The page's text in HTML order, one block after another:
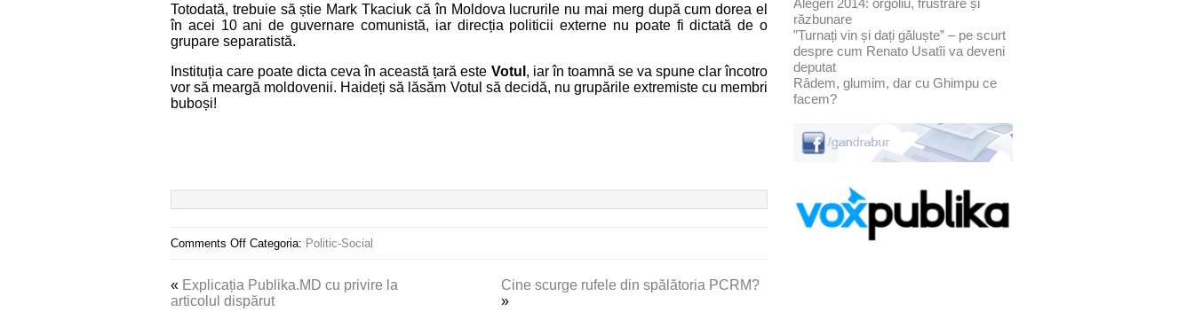
Totodată, trebuie să știe Mark Tkaciuk că în Moldova lucrurile nu mai merg după cum dorea el
în acei 10 ani de guvernare comunistă, iar direcția politicii externe nu poate fi dictată de o
grupare separatistă.
Instituția care poate dicta ceva în această țară este Votul , iar în toamnă se va spune clar încotro
vor să meargă moldovenii. Haideți să lăsăm Votul să decidă, nu grupările extremiste cu membri
buboși!
Comments Off Categoria: Politic-Social
« Explicația Publika.MD cu privire la
articolul dispărut
Cine scurge rufele din spălătoria PCRM?
»
Alegeri 2014: orgoliu, frustrare și
răzbunare
”Turnați vin și dați găluște” – pe scurt
despre cum Renato Usatîi va deveni
deputat
Râdem, glumim, dar cu Ghimpu ce
facem?